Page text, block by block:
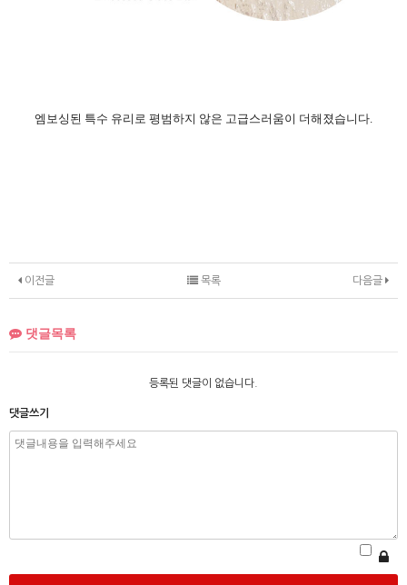
엠보싱된 특수 유리로 평범하지 않은 고급스러움이 더해졌습니다.
이전글 다음글
목록
댓글목록
등록된 댓글이 없습니다.
댓글쓰기